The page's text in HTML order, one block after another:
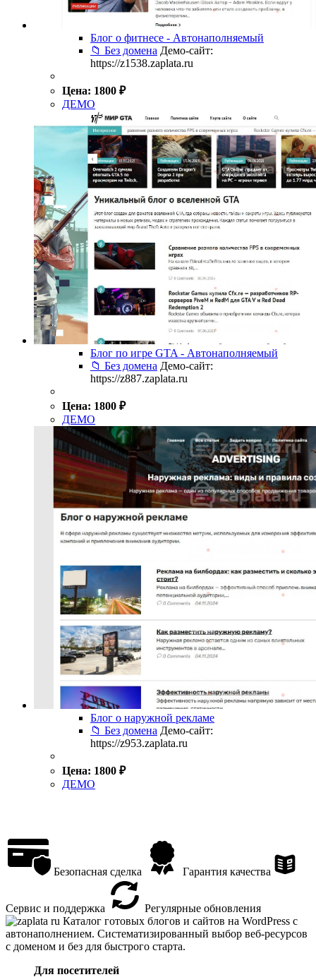
Блог о фитнесе - Автонаполняемый
📁 Без домена Демо-сайт:
https://z1538.zaplata.ru
Цена: 1800 ₽
ДЕМО
Блог по игре GTA - Автонаполняемый
📁 Без домена Демо-сайт:
https://z887.zaplata.ru
Цена: 1800 ₽
ДЕМО
Блог о наружной рекламе
📁 Без домена Демо-сайт:
https://z953.zaplata.ru
Цена: 1800 ₽
ДЕМО
Безопасная сделка Гарантия качества
Сервис и поддержка
Регулярные обновления
Каталог готовых блогов и сайтов на WordPress с
автонаполнением. Систематизированный выбор веб-ресурсов
с доменом и без для быстрого старта.
Для посетителей